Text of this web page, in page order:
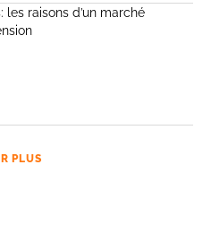
les raisons d’un marché
PLUS